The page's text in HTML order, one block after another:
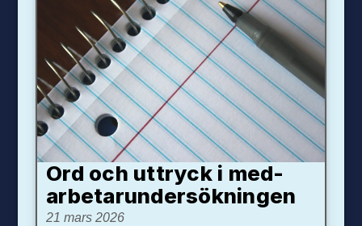
Ord och uttryck i med­­
arbetar­­under­sökningen
21 mars 2026